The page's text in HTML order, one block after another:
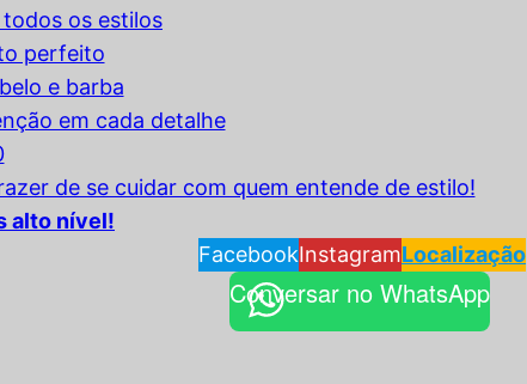
todos os estilos
perfeito
e barba
em cada detalhe
de se cuidar com quem entende de estilo!
alto nível!
BarbeariaFacebookInstagramLocalização
Conversar no WhatsApp